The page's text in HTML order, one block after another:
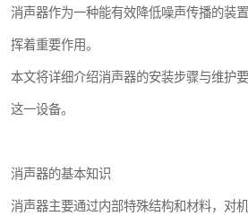
消声器作为一种能有效降低噪声传播的装
挥着重要作用。
本文将详细介绍消声器的安装步骤与维护
这一设备。
消声器的基本知识
消声器主要通过内部特殊结构和材料，对